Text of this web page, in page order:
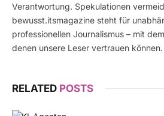
Verantwortung. Spekulationen
bewusst.itsmagazine steht für
professionellen Journalismus – mit
denen unsere Leser vertrauen können.
RELATED POSTS